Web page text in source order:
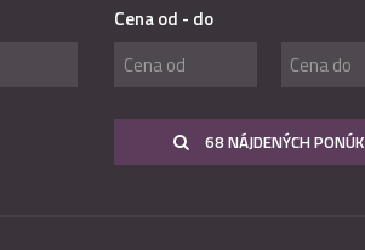
Cena od - do
68 NÁJDENÝCH PONÚK